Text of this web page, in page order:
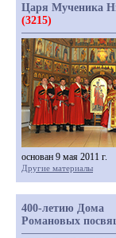
Царя Мученика
(3215)
основан 9 мая 2011 г.
Другие материалы
400-летию Дома
Романовых